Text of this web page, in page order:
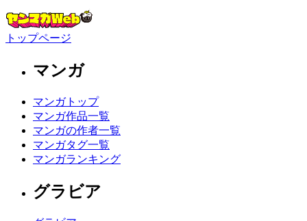
トップページ
マンガ
マンガトップ
マンガ作品一覧
マンガの作者一覧
マンガタグ一覧
マンガランキング
グラビア